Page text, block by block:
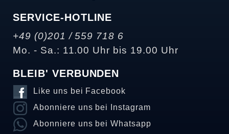
SERVICE-HOTLINE
+49 (0)201 / 559 718 6
Mo. - Sa.: 11.00 Uhr bis 19.00 Uhr
BLEIB' VERBUNDEN
Like uns bei Facebook
Abonniere uns bei Instagram
Abonniere uns bei Whatsapp